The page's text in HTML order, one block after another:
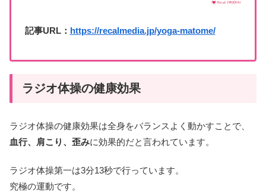
記事URL： https://recalmedia.jp/yoga-matome/
ラジオ体操の健康効果
ラジオ体操の健康効果は全身をバランスよく動かすことで、
血行、肩こり、歪みに効果的だと言われています。
ラジオ体操第一は3分13秒で行っています。
究極の運動です。